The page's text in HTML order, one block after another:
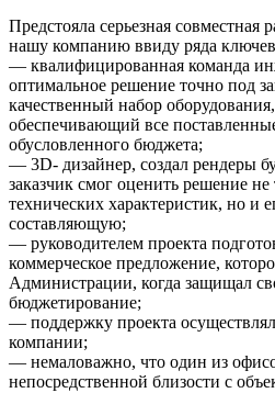
Предстояла серьезная совместная
нашу компанию ввиду ряда
— квалифицированная команда
оптимальное решение точно под
качественный набор
обеспечивающий все
обусловленного бюджета;
— 3D- дизайнер, создал рендеры
заказчик смог оценить решение не
технических характеристик, но и
составляющую;
— руководителем проекта
коммерческое предложение,
Администрации, когда защищал
бюджетирование;
— поддержку проекта
компании;
— немаловажно, что один из
непосредственной близости с